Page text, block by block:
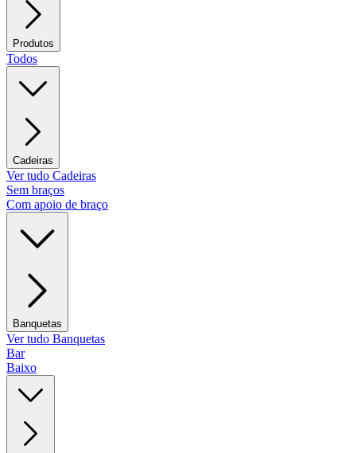
Produtos
Todos
Cadeiras
Ver tudo Cadeiras
Sem braços
Com apoio de braço
Banquetas
Ver tudo Banquetas
Bar
Baixo